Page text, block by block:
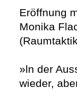
Eröffnung
Monika
»ln der
wieder,